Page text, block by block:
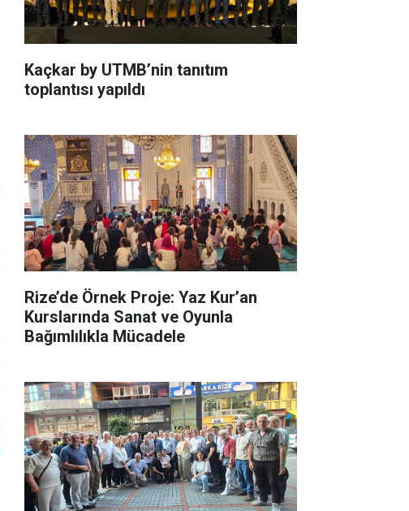
Kaçkar by UTMB’nin tanıtım
toplantısı yapıldı
Rize’de Örnek Proje: Yaz Kur’an
Kurslarında Sanat ve Oyunla
Bağımlılıkla Mücadele